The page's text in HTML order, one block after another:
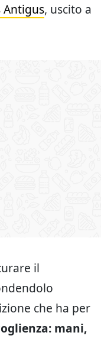
Antigus, uscito a
il
che ha per
mani,